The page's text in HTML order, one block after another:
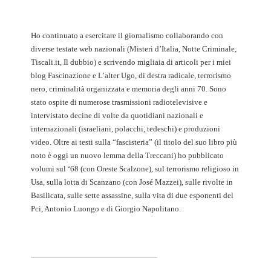
Ho continuato a esercitare il giornalismo collaborando con
diverse testate web nazionali (Misteri d’Italia, Notte Criminale,
Tiscali.it, Il dubbio) e scrivendo migliaia di articoli per i miei
blog Fascinazione e L’alter Ugo, di destra radicale, terrorismo
nero, criminalità organizzata e memoria degli anni 70. Sono
stato ospite di numerose trasmissioni radiotelevisive e
intervistato decine di volte da quotidiani nazionali e
internazionali (israeliani, polacchi, tedeschi) e produzioni
video. Oltre ai testi sulla “fascisteria” (il titolo del suo libro più
noto è oggi un nuovo lemma della Treccani) ho pubblicato
volumi sul ‘68 (con Oreste Scalzone), sul terrorismo religioso in
Usa, sulla lotta di Scanzano (con José Mazzei), sulle rivolte in
Basilicata, sulle sette assassine, sulla vita di due esponenti del
Pci, Antonio Luongo e di Giorgio Napolitano.